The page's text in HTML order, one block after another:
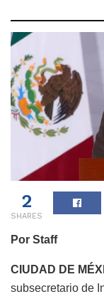
2
SHARES
Por Staff
CIUDAD DE
subsecretario de